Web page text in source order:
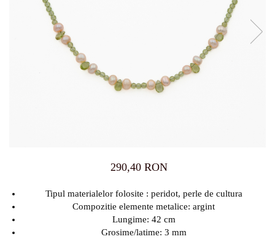
290,40 RON
Tipul materialelor folosite : peridot, perle de cultura
Compozitie elemente metalice: argint
Lungime: 42 cm
Grosime/latime: 3 mm